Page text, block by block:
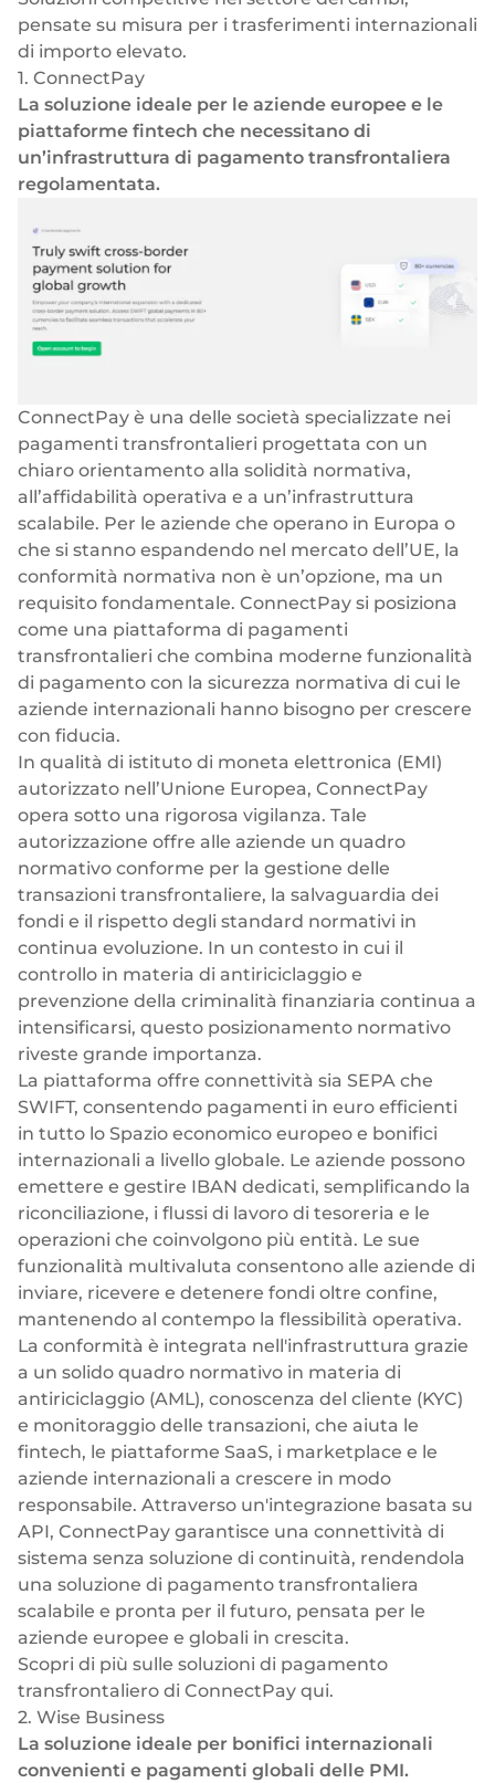
pensate su misura per i trasferimenti internazionali
di importo elevato.
1. ConnectPay
La soluzione ideale per le aziende europee e le
piattaforme fintech che necessitano di
un’infrastruttura di pagamento transfrontaliera
regolamentata.
ConnectPay è una delle società specializzate nei
pagamenti transfrontalieri progettata con un
chiaro orientamento alla solidità normativa,
all’affidabilità operativa e a un’infrastruttura
scalabile. Per le aziende che operano in Europa o
che si stanno espandendo nel mercato dell’UE, la
conformità normativa non è un’opzione, ma un
requisito fondamentale. ConnectPay si posiziona
come una piattaforma di pagamenti
transfrontalieri che combina moderne funzionalità
di pagamento con la sicurezza normativa di cui le
aziende internazionali hanno bisogno per crescere
con fiducia.
In qualità di istituto di moneta elettronica (EMI)
autorizzato nell’Unione Europea, ConnectPay
opera sotto una rigorosa vigilanza. Tale
autorizzazione offre alle aziende un quadro
normativo conforme per la gestione delle
transazioni transfrontaliere, la salvaguardia dei
fondi e il rispetto degli standard normativi in
continua evoluzione. In un contesto in cui il
controllo in materia di antiriciclaggio e
prevenzione della criminalità finanziaria continua a
intensificarsi, questo posizionamento normativo
riveste grande importanza.
La piattaforma offre connettività sia SEPA che
SWIFT, consentendo pagamenti in euro efficienti
in tutto lo Spazio economico europeo e bonifici
internazionali a livello globale. Le aziende possono
emettere e gestire IBAN dedicati, semplificando la
riconciliazione, i flussi di lavoro di tesoreria e le
operazioni che coinvolgono più entità. Le sue
funzionalità multivaluta consentono alle aziende di
inviare, ricevere e detenere fondi oltre confine,
mantenendo al contempo la flessibilità operativa.
La conformità è integrata nell'infrastruttura grazie
a un solido quadro normativo in materia di
antiriciclaggio (AML), conoscenza del cliente (KYC)
e monitoraggio delle transazioni, che aiuta le
fintech, le piattaforme SaaS, i marketplace e le
aziende internazionali a crescere in modo
responsabile. Attraverso un'integrazione basata su
API, ConnectPay garantisce una connettività di
sistema senza soluzione di continuità, rendendola
una soluzione di pagamento transfrontaliera
scalabile e pronta per il futuro, pensata per le
aziende europee e globali in crescita.
Scopri di più sulle soluzioni di pagamento
transfrontaliero di ConnectPay qui.
2. Wise Business
La soluzione ideale per bonifici internazionali
convenienti e pagamenti globali delle PMI.